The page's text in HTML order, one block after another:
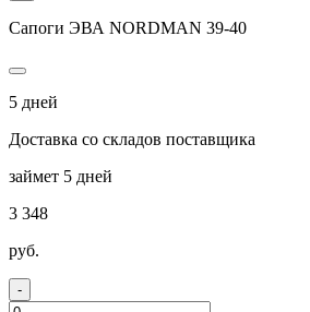
Сапоги ЭВА NORDMAN 39-40
5 дней
Доставка со складов поставщика
займет 5 дней
3 348
руб.
-